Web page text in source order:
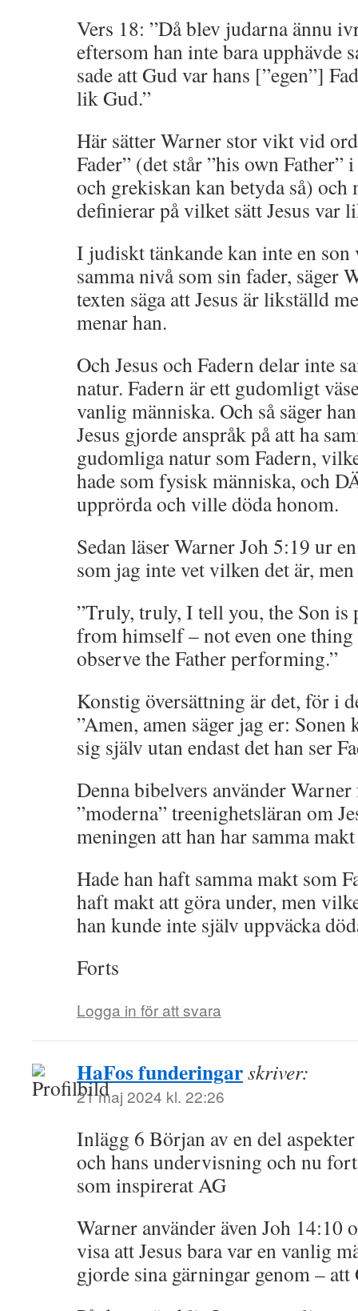
Vers 18: ”Då blev judarna ännu
eftersom han inte bara upphävde
sade att Gud var hans [”egen”]
lik Gud.”
Här sätter Warner stor vikt vid
Fader” (det står ”his own Father”
och grekiskan kan betyda så) och
definierar på vilket sätt Jesus var
I judiskt tänkande kan inte en
samma nivå som sin fader, säger
texten säga att Jesus är likställd
menar han.
Och Jesus och Fadern delar inte
natur. Fadern är ett gudomligt
vanlig människa. Och så säger
Jesus gjorde anspråk på att ha
gudomliga natur som Fadern,
hade som fysisk människa, och
upprörda och ville döda honom.
Sedan läser Warner Joh 5:19 ur
som jag inte vet vilken det är,
”Truly, truly, I tell you, the Son is
from himself – not even one thing
observe the Father performing.”
Konstig översättning är det, för i
”Amen, amen säger jag er:
sig själv utan endast det han ser
Denna bibelvers använder
”moderna” treenighetsläran om
meningen att han har samma
Hade han haft samma makt som
haft makt att göra under, men
han kunde inte själv uppväcka
Forts
Logga in för att svara
HaFos funderingarskriver:
21 maj 2024 kl. 22:26
Inlägg 6 Början av en del
och hans undervisning och nu
som inspirerat AG
Warner använder även Joh 14:10
visa att Jesus bara var en vanlig
gjorde sina gärningar genom –